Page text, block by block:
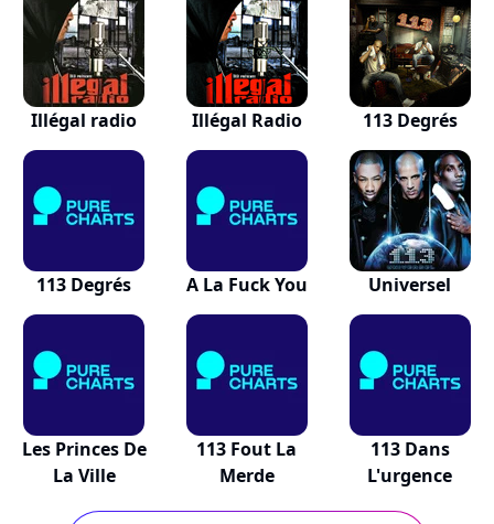
Illégal radio Illégal Radio 113 Degrés
113 Degrés A La Fuck You Universel
Les Princes De
La Ville
113 Fout La
Merde
113 Dans
L'urgence